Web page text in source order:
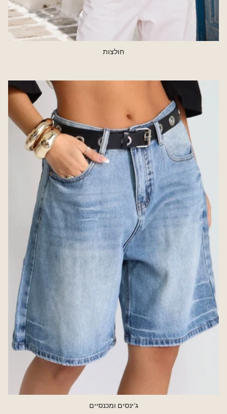
חולצות
ג'ינסים ומכנסיים